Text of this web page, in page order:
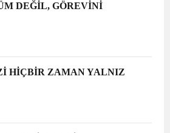
DEĞİL, GÖREVİNİ
HİÇBİR ZAMAN YALNIZ